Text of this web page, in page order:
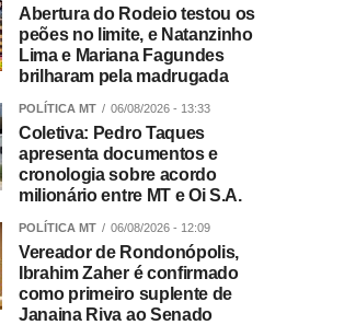
Abertura do Rodeio testou os
peões no limite, e Natanzinho
Lima e Mariana Fagundes
brilharam pela madrugada
POLÍTICA MT 06/08/2026 - 13:33
Coletiva: Pedro Taques
apresenta documentos e
cronologia sobre acordo
milionário entre MT e Oi S.A.
POLÍTICA MT 06/08/2026 - 12:09
Vereador de Rondonópolis,
Ibrahim Zaher é confirmado
como primeiro suplente de
Janaina Riva ao Senado